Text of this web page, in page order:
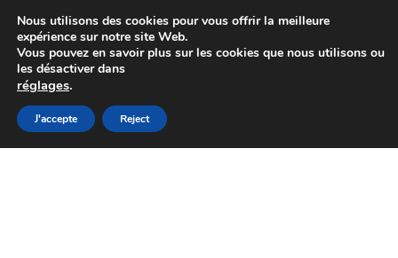
Colissimo livraison à partir de 7 EUR
Du lundi au vendredi de 9 h à 16 h
Aller
à
Aller
au
Nous utilisons des cookies pour vous offrir la meilleure
expérience sur notre site Web.
Vous pouvez en savoir plus sur les cookies que nous utilisons ou
les désactiver dans
réglages.
J'accepte Reject